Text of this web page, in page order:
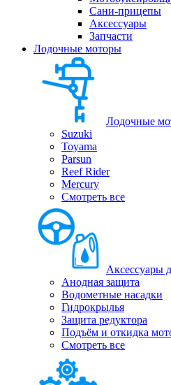
Сани-прицепы
Аксессуары
Запчасти
Лодочные моторы
Лодочные
Suzuki
Toyama
Parsun
Reef Rider
Mercury
Смотреть все
Аксессуары
Анодная защита
Водометные насадки
Гидрокрылья
Защита редуктора
Подъём и откидка
Смотреть все